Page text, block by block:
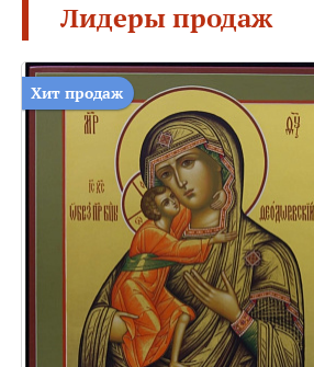
Лидеры продаж
Хит продаж